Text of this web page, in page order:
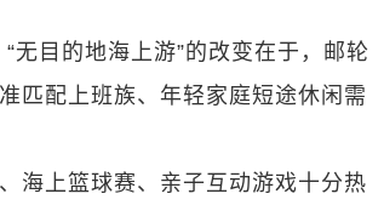
无目的地海上游”的改变在于，邮轮
匹配上班族、年轻家庭短途休闲需
海上篮球赛、亲子互动游戏十分热